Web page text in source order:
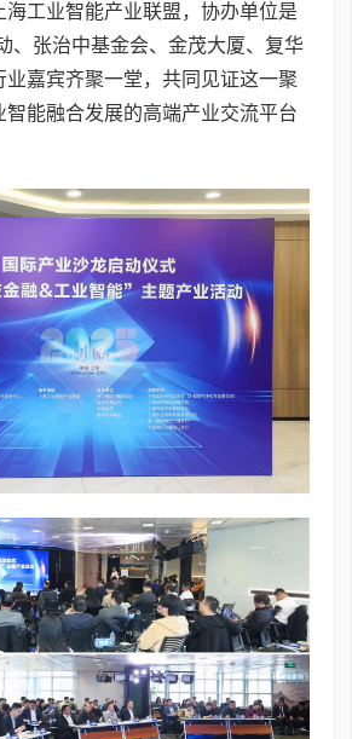
海工业智能产业联盟，协办单位是
、张治中基金会、金茂大厦、复华
业嘉宾齐聚一堂，共同见证这一聚
智能融合发展的高端产业交流平台